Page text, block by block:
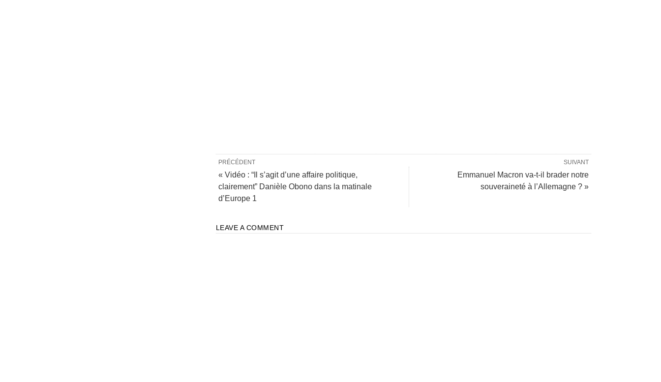
SUIVANT
Emmanuel Macron va-t-il brader notre
souveraineté à l’Allemagne ? »
PRÉCÉDENT
« Vidéo : “Il s’agit d’une affaire politique,
clairement” Danièle Obono dans la matinale
d’Europe 1
LEAVE A COMMENT